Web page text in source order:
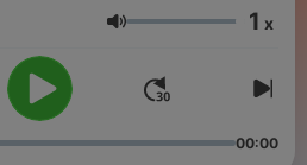
en estrenos, visitas
taquilla...
Lautstärke 1 x
00:00